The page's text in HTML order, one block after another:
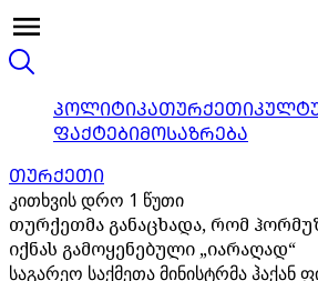
ᲞᲝᲚᲘᲢᲘᲙᲐᲗᲣᲠᲥᲔᲗᲘ
ᲤᲐᲥᲢᲔᲑᲘᲛᲝᲡᲐᲖᲠᲔᲑᲐ
ᲗᲣᲠᲥᲔᲗᲘ
კითხვის დრო 1 წუთი
თურქეთმა განაცხადა, რომ
იქნას გამოყენებული „იარაღად“
საგარეო საქმეთა მინისტრმა ჰაქან